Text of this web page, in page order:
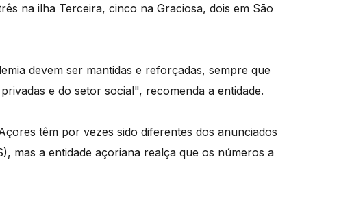
na ilha Terceira, cinco na Graciosa, dois em São
devem ser mantidas e reforçadas, sempre que
e do setor social", recomenda a entidade.
têm por vezes sido diferentes dos anunciados
mas a entidade açoriana realça que os números a